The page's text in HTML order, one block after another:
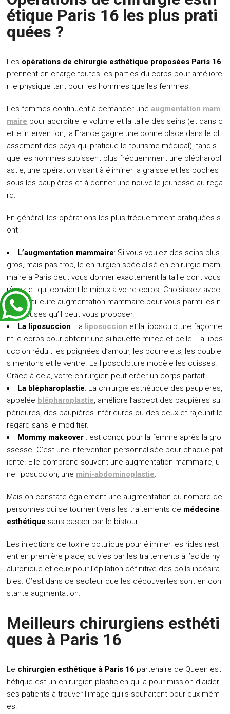
étique Paris 16 les plus prati
quées ?
Les opérations de chirurgie esthétique proposées Paris 16
prennent en charge toutes les parties du corps pour améliore
r le physique tant pour les hommes que les femmes.
Les femmes continuent à demander uneaugmentation mam
maire pour accroître le volume et la taille des seins (et dans c
ette intervention, la France gagne une bonne place dans le cl
assement des pays qui pratique le tourisme médical), tandis
que les hommes subissent plus fréquemment une blépharopl
astie, une opération visant à éliminer la graisse et les poches
sous les paupières et à donner une nouvelle jeunesse au rega
rd.
En général, les opérations les plus fréquemment pratiquées s
ont :
L’augmentation mammaire: Si vous voulez des seins plus
gros, mais pas trop, le chirurgien spécialisé en chirurgie mam
maire à Paris peut vous donner exactement la taille dont vous
rêvez et qui convient le mieux à votre corps. Choisissez avec
lui la meilleure augmentation mammaire pour vous parmi les n
ombreuses qu’il peut vous proposer.
La liposuccion: La liposuccion et la liposculpture façonne
nt le corps pour obtenir une silhouette mince et belle. La lipos
uccion réduit les poignées d’amour, les bourrelets, les double
s mentons et le ventre. La liposculpture modèle les cuisses.
Grâce à cela, votre chirurgien peut créer un corps parfait.
La blépharoplastie: La chirurgie esthétique des paupières,
appelée blépharoplastie, améliore l’aspect des paupières su
périeures, des paupières inférieures ou des deux et rajeunit le
regard sans le modifier.
Mommy makeover : est conçu pour la femme après la gro
ssesse. C’est une intervention personnalisée pour chaque pat
iente. Elle comprend souvent une augmentation mammaire, u
ne liposuccion, une mini-abdominoplastie.
Mais on constate également une augmentation du nombre de
personnes qui se tournent vers les traitements de médecine
esthétique sans passer par le bistouri.
Les injections de toxine botulique pour éliminer les rides rest
ent en première place, suivies par les traitements à l’acide hy
aluronique et ceux pour l’épilation définitive des poils indésira
bles. C’est dans ce secteur que les découvertes sont en con
stante augmentation.
Meilleurs chirurgiens esthéti
ques à Paris 16
Le chirurgien esthétique à Paris 16 partenaire de Queen est
hétique est un chirurgien plasticien qui a pour mission d’aider
ses patients à trouver l’image qu’ils souhaitent pour eux-mêm
es.